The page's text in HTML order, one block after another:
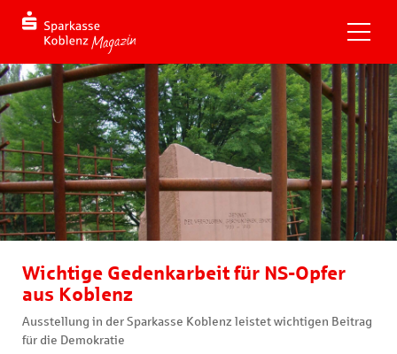
Wichtige Gedenkarbeit für NS-Opfer
aus Koblenz
Ausstellung in der Sparkasse Koblenz leistet wichtigen Beitrag
für die Demokratie